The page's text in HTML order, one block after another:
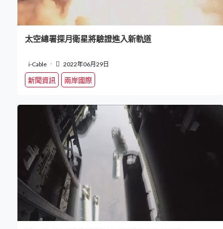
太空總署探月衛星將驗證進入新軌道
i-Cable 2022年06月29日
新聞資訊 兩岸國際